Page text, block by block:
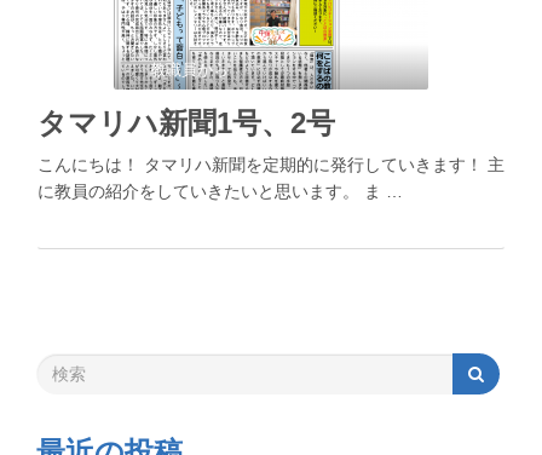
教職員から
タマリハ新聞1号、2号
こんにちは！ タマリハ新聞を定期的に発行していきます！ 主
に教員の紹介をしていきたいと思います。 ま …